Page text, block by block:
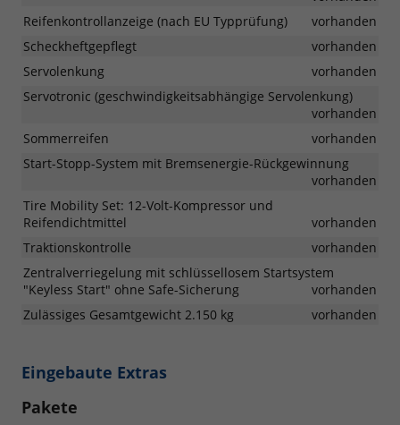
Reifenkontrollanzeige (nach EU Typprüfung)
vorhanden
Scheckheftgepflegt
vorhanden
Servolenkung
vorhanden
Servotronic (geschwindigkeitsabhängige Servolenkung)
vorhanden
Sommerreifen
vorhanden
Start-Stopp-System mit Bremsenergie-Rückgewinnung
vorhanden
Tire Mobility Set: 12-Volt-Kompressor und
Reifendichtmittel
vorhanden
Traktionskontrolle
vorhanden
Zentralverriegelung mit schlüssellosem Startsystem
"Keyless Start" ohne Safe-Sicherung
vorhanden
Zulässiges Gesamtgewicht 2.150 kg
vorhanden
Eingebaute Extras
Pakete